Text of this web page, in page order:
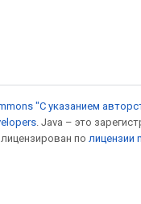
"С указанием
. Java – это
по лицензии